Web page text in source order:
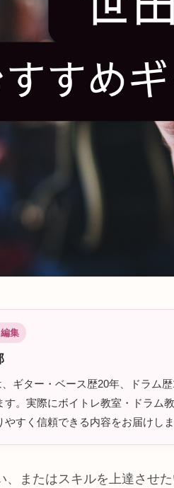
集
ギター・ベース歴20年、ドラム
す。実際にボイトレ教室・ドラム
すく信頼できる内容をお届けしま
、またはスキルを上達させ